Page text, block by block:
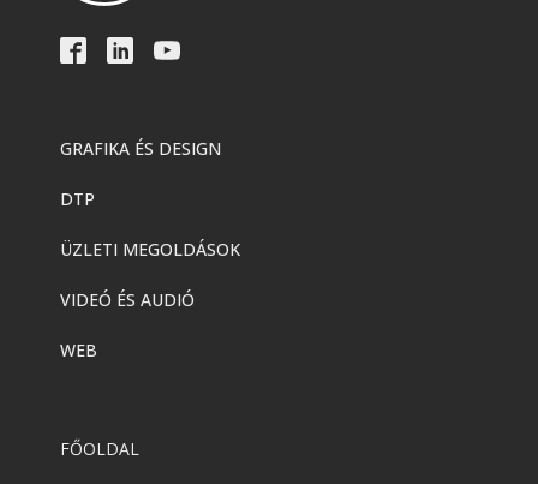
GRAFIKA ÉS DESIGN
DTP
ÜZLETI MEGOLDÁSOK
VIDEÓ ÉS AUDIÓ
WEB
FŐOLDAL